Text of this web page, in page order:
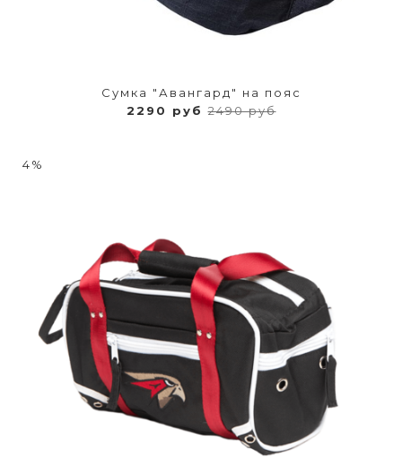
Сумка "Авангард" на пояс
2290 руб2490 руб
4%